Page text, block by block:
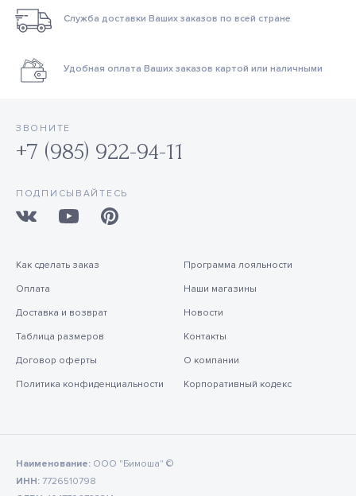
Служба доставки Ваших заказов по всей стране
Удобная оплата Ваших заказов картой или наличными
ЗВОНИТЕ
+7 (985) 922-94-11
ПОДПИСЫВАЙТЕСЬ
Как сделать заказ
Оплата
Доставка и возврат
Таблица размеров
Договор оферты
Политика конфиденциальности
Программа лояльности
Наши магазины
Новости
Контакты
О компании
Корпоративный кодекс
Наименование: ООО "Бимоша" ©
ИНН: 7726510798